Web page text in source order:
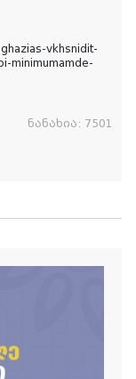
vkhsnidit-
minimumamde-
ნანახია: 7501